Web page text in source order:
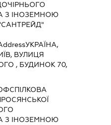
З ІНОЗЕМНОЮ
УКРАЇНА,
ВУЛИЦЯ
, БУДИНОК 70,
З ІНОЗЕМНОЮ